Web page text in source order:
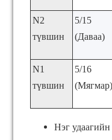
N2
түвшин
5/15
(Даваа)
N1
түвшин
5/16
(Мягмар)
Нэг